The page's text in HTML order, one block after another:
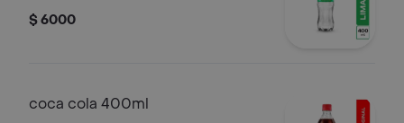
$ 6000
coca cola 400ml